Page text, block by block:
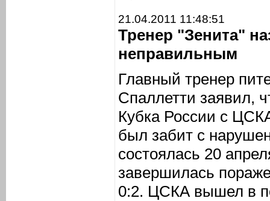
21.04.2011 11:48:51
Тренер "Зенита"
неправильным
Главный тренер
Спаллетти заявил,
Кубка России с
был забит с
состоялась 20
завершилась
0:2. ЦСКА вышел в